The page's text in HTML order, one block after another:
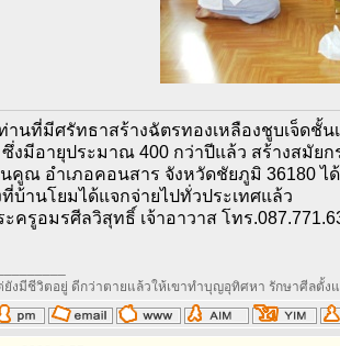
านที่มีศรัทธาสร้างฉัตรทองเหลืองชูบเจ็ดชั้
ซึ่งมีอายุประมาณ 400 กว่าปีแล้ว สร้างสมั
คูณ อำเภอคอนสาร จังหวัดชัยภูมิ 36180 ไ
ที่บ้านโยมได้แจกจ่ายไปทั่วประเทศแล้ว
ครูอมรศีลวิสุทธิ์ เจ้าอาวาส โทร
งมีชีวิตอยู่ ดีกว่าตายแล้วให้เขาทำบุญอุทิศหา รักษาศีลตั้ง